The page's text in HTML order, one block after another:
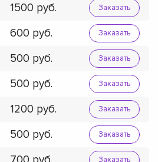
1500 Заказать
600 Заказать
500 Заказать
500 Заказать
1200 Заказать
500 Заказать
Заказать